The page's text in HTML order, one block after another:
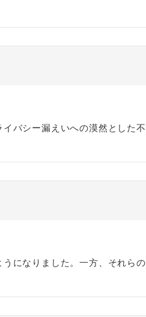
バシー漏えいへの漠然とした
になりました。一方、それら